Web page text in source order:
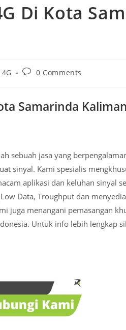
Di Kota
Post0 Comments
Samarinda
sebuah jasa yang
sinyal. Kami spesialis
aplikasi dan keluhan sinyal
Data, Troughput dan
juga menangani pemasangan
Untuk info lebih lengkap